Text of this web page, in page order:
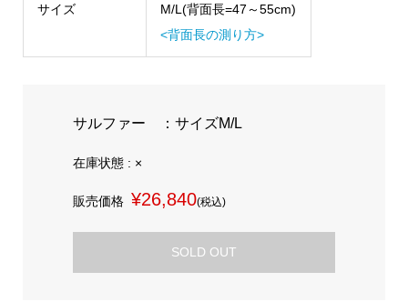
サイズ
M/L(背面長=47～55cm)
<背面長の測り方>
サルファー ：サイズM/L
在庫状態 : ×
販売価格 ¥26,840(税込)
SOLD OUT